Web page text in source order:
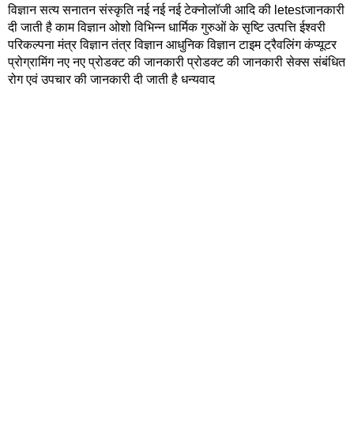
विज्ञान सत्य सनातन संस्कृति नई नई नई टेक्नोलॉजी आदि की letestजानकारी
दी जाती है काम विज्ञान ओशो विभिन्न धार्मिक गुरुओं के सृष्टि उत्पत्ति ईश्वरी
परिकल्पना मंत्र विज्ञान तंत्र विज्ञान आधुनिक विज्ञान टाइम ट्रैवलिंग कंप्यूटर
प्रोग्रामिंग नए नए प्रोडक्ट की जानकारी प्रोडक्ट की जानकारी सेक्स संबंधित
रोग एवं उपचार की जानकारी दी जाती है धन्यवाद